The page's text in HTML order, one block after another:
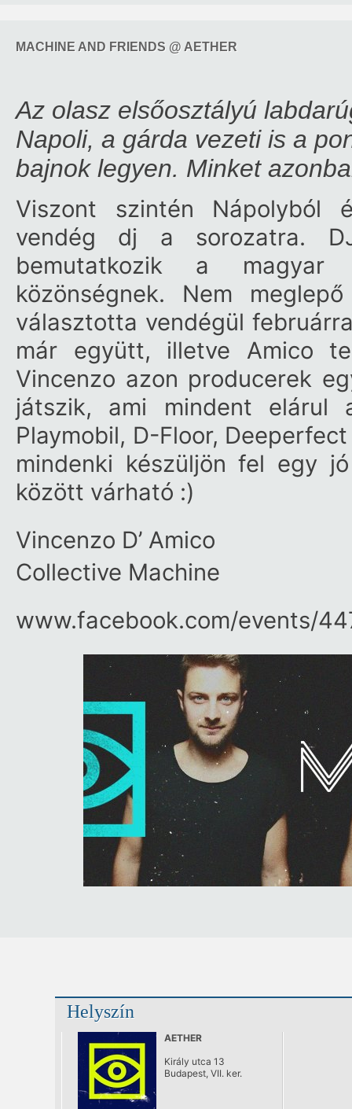
MACHINE AND FRIENDS @ AETHER
Az olasz elsőosztályú
Napoli, a gárda vezeti is a
bajnok legyen. Minket
Viszont szintén Nápolyból
vendég dj a sorozatra.
bemutatkozik a magyar
közönségnek. Nem
választotta vendégül
már együtt, illetve Amico
Vincenzo azon producerek
játszik, ami mindent elárul
Playmobil, D-Floor,
mindenki készüljön fel egy
között várható :)
Vincenzo D’ Amico
Collective Machine
www.facebook.com/​events/​
Helyszín
AETHER
Király utca 13
Budapest, VII. ker.